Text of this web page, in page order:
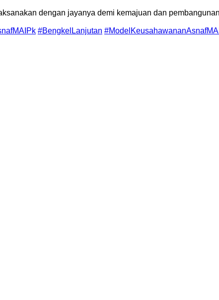
dengan jayanya demi kemajuan dan
#BengkelLanjutan